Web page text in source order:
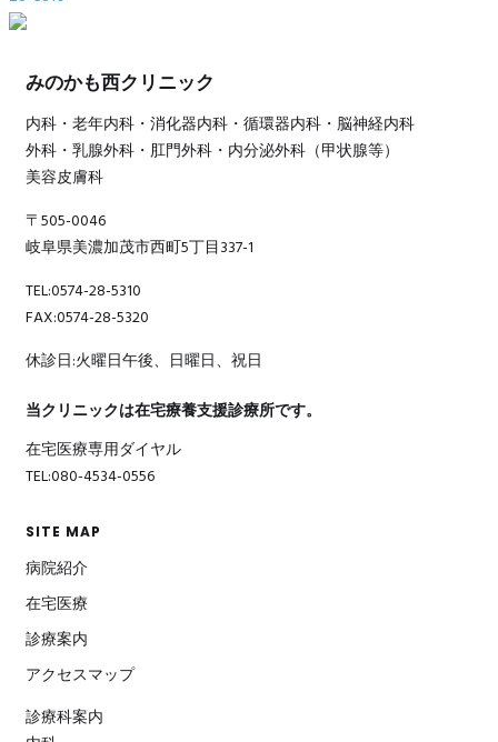
みのかも西クリニック
内科・老年内科・消化器内科・循環器内科・脳神経内科
外科・乳腺外科・肛門外科・内分泌外科（甲状腺等）
美容皮膚科
〒505-0046
岐阜県美濃加茂市西町5丁目337-1
TEL:0574-28-5310
FAX:0574-28-5320
休診日:火曜日午後、日曜日、祝日
当クリニックは在宅療養支援診療所です。
在宅医療専用ダイヤル
TEL:080-4534-0556
SITE MAP
病院紹介
在宅医療
診療案内
アクセスマップ
診療科案内